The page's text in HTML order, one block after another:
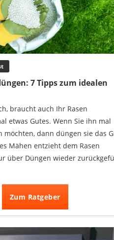
7 Tipps zum idealen
braucht auch Ihr Rasen
etwas Gutes. Wenn Sie ihn mal
möchten, dann düngen sie das
Mähen entzieht dem Rasen
über Düngen wieder
Zum Ratgeber